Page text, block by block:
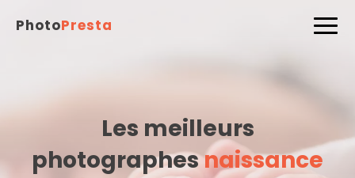
PhotoPresta
Les meilleurs
photographesnaissance